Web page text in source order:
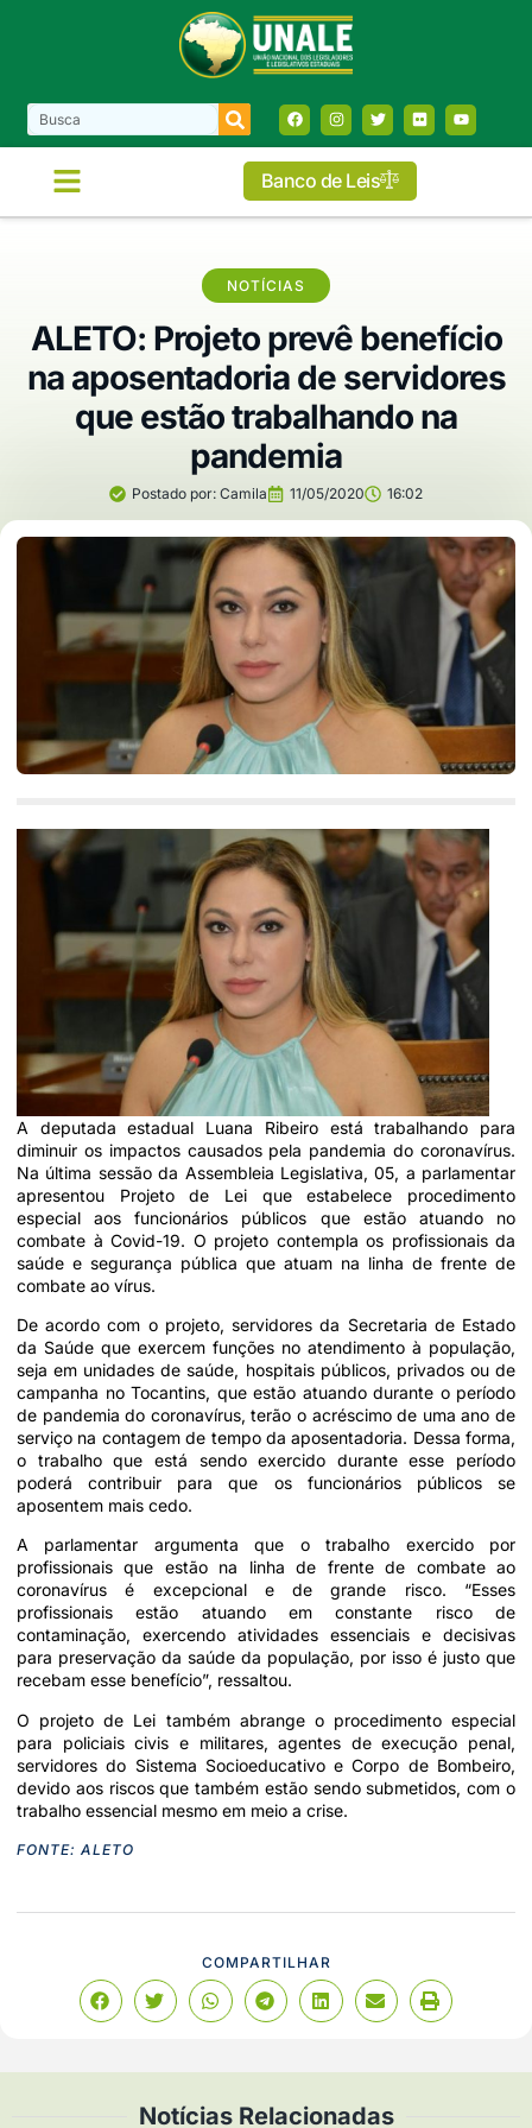
Banco de Leis
NOTÍCIAS
ALETO: Projeto prevê benefício
na aposentadoria de servidores
que estão trabalhando na
pandemia
Postado por: Camila 11/05/2020 16:02
A deputada estadual Luana Ribeiro está trabalhando para
diminuir os impactos causados pela pandemia do coronavírus.
Na última sessão da Assembleia Legislativa, 05, a parlamentar
apresentou Projeto de Lei que estabelece procedimento
especial aos funcionários públicos que estão atuando no
combate à Covid-19. O projeto contempla os profissionais da
saúde e segurança pública que atuam na linha de frente de
combate ao vírus.
De acordo com o projeto, servidores da Secretaria de Estado
da Saúde que exercem funções no atendimento à população,
seja em unidades de saúde, hospitais públicos, privados ou de
campanha no Tocantins, que estão atuando durante o período
de pandemia do coronavírus, terão o acréscimo de uma ano de
serviço na contagem de tempo da aposentadoria. Dessa forma,
o trabalho que está sendo exercido durante esse período
poderá contribuir para que os funcionários públicos se
aposentem mais cedo.
A parlamentar argumenta que o trabalho exercido por
profissionais que estão na linha de frente de combate ao
coronavírus é excepcional e de grande risco. “Esses
profissionais estão atuando em constante risco de
contaminação, exercendo atividades essenciais e decisivas
para preservação da saúde da população, por isso é justo que
recebam esse benefício”, ressaltou.
O projeto de Lei também abrange o procedimento especial
para policiais civis e militares, agentes de execução penal,
servidores do Sistema Socioeducativo e Corpo de Bombeiro,
devido aos riscos que também estão sendo submetidos, com o
trabalho essencial mesmo em meio a crise.
FONTE: ALETO
COMPARTILHAR
Notícias Relacionadas